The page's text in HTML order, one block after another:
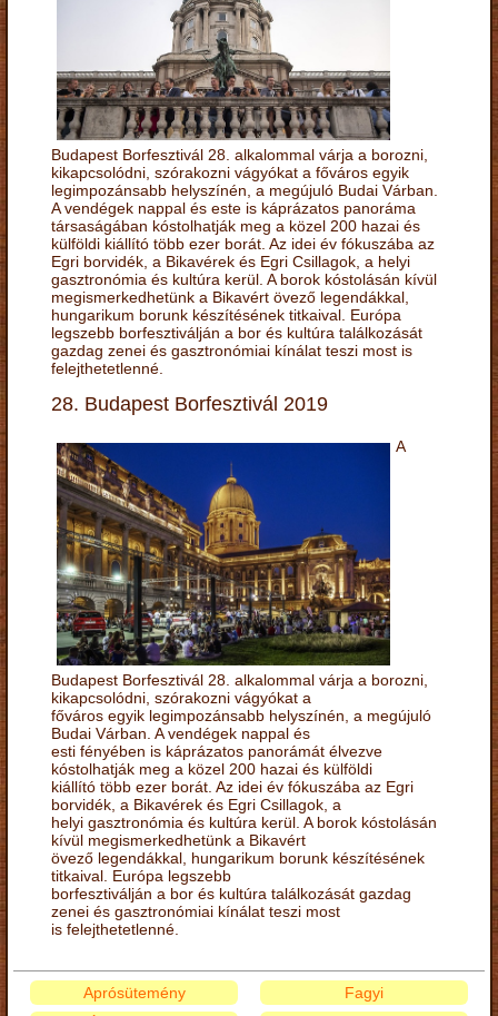
Budapest Borfesztivál 28. alkalommal várja a borozni,
kikapcsolódni, szórakozni vágyókat a főváros egyik
legimpozánsabb helyszínén, a megújuló Budai Várban.
A vendégek nappal és este is káprázatos panoráma
társaságában kóstolhatják meg a közel 200 hazai és
külföldi kiállító több ezer borát. Az idei év fókuszába az
Egri borvidék, a Bikavérek és Egri Csillagok, a helyi
gasztronómia és kultúra kerül. A borok kóstolásán kívül
megismerkedhetünk a Bikavért övező legendákkal,
hungarikum borunk készítésének titkaival. Európa
legszebb borfesztiválján a bor és kultúra találkozását
gazdag zenei és gasztronómiai kínálat teszi most is
felejthetetlenné.
28. Budapest Borfesztivál 2019
A
Budapest Borfesztivál 28. alkalommal várja a borozni,
kikapcsolódni, szórakozni vágyókat a
főváros egyik legimpozánsabb helyszínén, a megújuló
Budai Várban. A vendégek nappal és
esti fényében is káprázatos panorámát élvezve
kóstolhatják meg a közel 200 hazai és külföldi
kiállító több ezer borát. Az idei év fókuszába az Egri
borvidék, a Bikavérek és Egri Csillagok, a
helyi gasztronómia és kultúra kerül. A borok kóstolásán
kívül megismerkedhetünk a Bikavért
övező legendákkal, hungarikum borunk készítésének
titkaival. Európa legszebb
borfesztiválján a bor és kultúra találkozását gazdag
zenei és gasztronómiai kínálat teszi most
is felejthetetlenné.
Aprósütemény
Fagyi